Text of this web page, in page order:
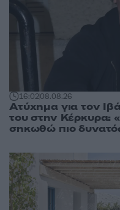
16:0208.08.26
Ατύχημα για τον
του στην Κέρκυρα:
σηκωθώ πιο